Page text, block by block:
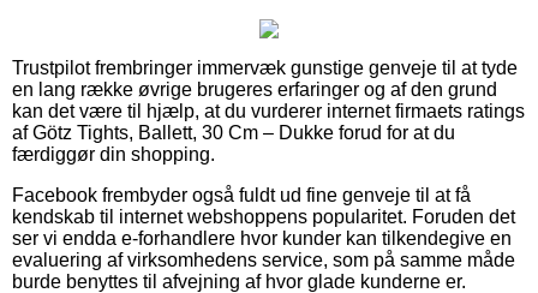
Trustpilot frembringer immervæk gunstige genveje til at tyde
en lang række øvrige brugeres erfaringer og af den grund
kan det være til hjælp, at du vurderer internet firmaets ratings
af Götz Tights, Ballett, 30 Cm – Dukke forud for at du
færdiggør din shopping.
Facebook frembyder også fuldt ud fine genveje til at få
kendskab til internet webshoppens popularitet. Foruden det
ser vi endda e-forhandlere hvor kunder kan tilkendegive en
evaluering af virksomhedens service, som på samme måde
burde benyttes til afvejning af hvor glade kunderne er.